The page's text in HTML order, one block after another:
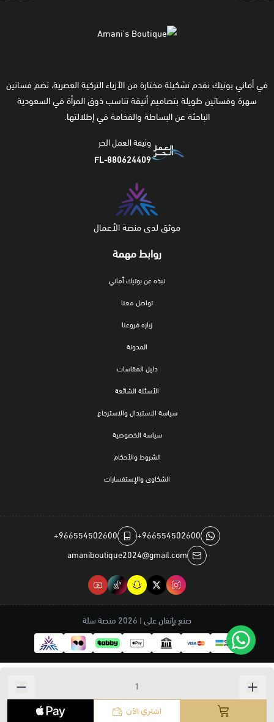
اشتري الآن
روابط مهمة
نبذه عن بوتيك أماني
تواصل معنا
زياره فروعنا
المدونة
دليل المقاسات
الأسئلة الشائعة
سياسة الاستبدال والاسترجاع
سياسة الخصوصية
الشروط والأحكام
الشكاوى والإستفسارات
في أماني بوتيك نقدم تشكيلة مختارة من الأزياء التركية العصرية، تضم فساتين
سهرة وفساتين طويلة بتصاميم أنيقة تناسب ذوق المرأة في السعودية
الباحثة عن البساطة والفخامة في إطلالتها.
وثيقة العمل الحر
FL-880624409
موثق لدى منصة الأعمال
+966554502600
+966554502600
amaniboutique2024@gmail.com
صنع بإتقان على | 2026 منصة سلة